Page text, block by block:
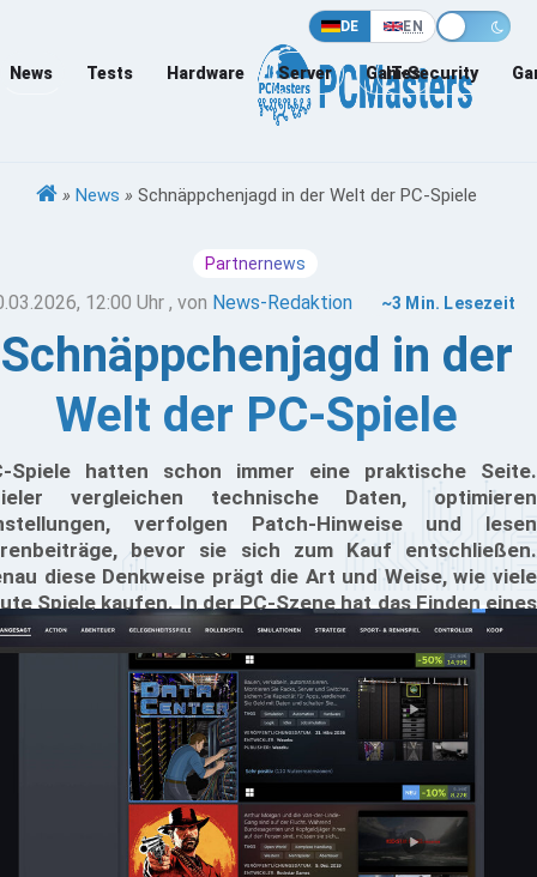
DE EN
News Tests Hardware Server Games
IT-Security
» News » Schnäppchenjagd in der Welt der PC-Spiele
Partnernews
12:00 Uhr , von News-Redaktion ~3 Min. Lesezeit
Schnäppchenjagd in der
Welt der PC-Spiele
Spiele hatten schon immer eine praktische Seite.
vergleichen technische Daten, optimieren
verfolgen Patch-Hinweise und lesen
bevor sie sich zum Kauf entschließen.
diese Denkweise prägt die Art und Weise, wie viele
Spiele kaufen. In der PC-Szene hat das Finden eines
Preises seinen ganz eigenen Reiz. Es macht den
zu einem kleinen Ritual, bei dem es um das richtige
Geduld und die Genugtuung geht, zu wissen, dass
nicht mehr bezahlt hat, als man muss.